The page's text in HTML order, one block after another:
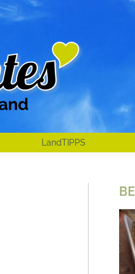
LandTIPPS